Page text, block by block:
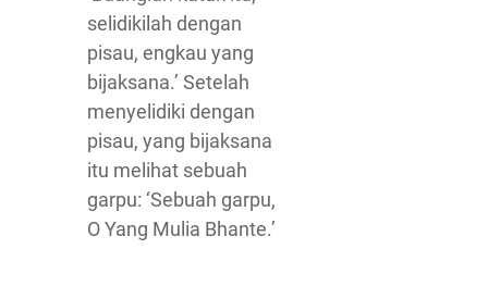
selidikilah dengan
pisau, engkau yang
bijaksana.’ Setelah
menyelidiki dengan
pisau, yang bijaksana
itu melihat sebuah
garpu: ‘Sebuah garpu,
O Yang Mulia Bhante.’